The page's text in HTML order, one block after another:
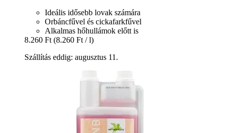
Ideális idősebb lovak számára
Orbáncfűvel és cickafarkfűvel
Alkalmas hőhullámok előtt is
8.260 Ft (8.260 Ft / l)
Szállítás eddig: augusztus 11.